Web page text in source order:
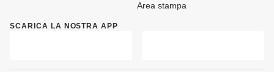
Area stampa
SCARICA LA NOSTRA APP